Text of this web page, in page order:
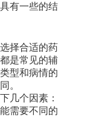
有一些的结
择合适的药
是常见的辅
型和病情的
。
几个因素：
需要不同的